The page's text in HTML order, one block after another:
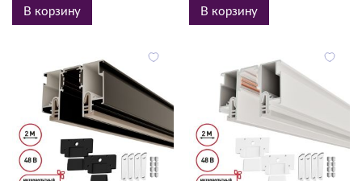
В корзину В корзину